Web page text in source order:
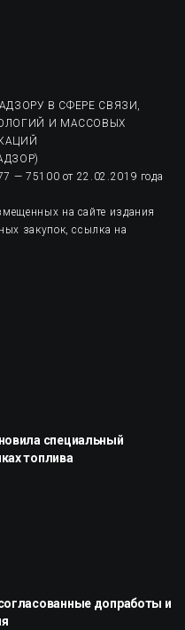
В СФЕРЕ СВЯЗИ,
И МАССОВЫХ
— 75100 от 22.02.2019 года
на сайте издания
закупок, ссылка на
специальный
топлива
допработы и